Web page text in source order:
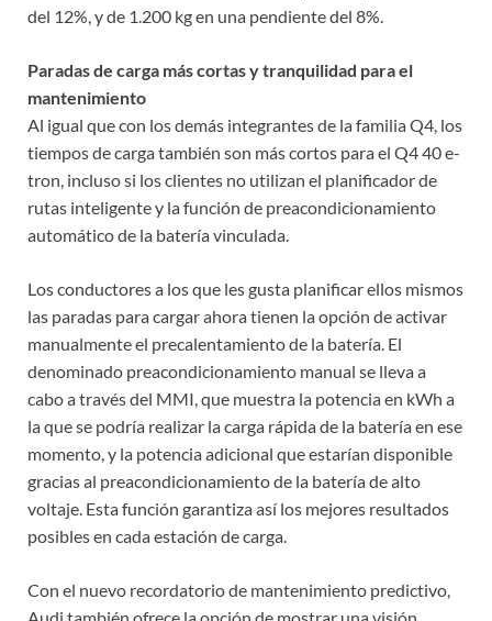
del 12%, y de 1.200 kg en una pendiente del 8%.
Paradas de carga más cortas y tranquilidad para el
mantenimiento
Al igual que con los demás integrantes de la familia Q4, los
tiempos de carga también son más cortos para el Q4 40 e-
tron, incluso si los clientes no utilizan el planificador de
rutas inteligente y la función de preacondicionamiento
automático de la batería vinculada.
Los conductores a los que les gusta planificar ellos mismos
las paradas para cargar ahora tienen la opción de activar
manualmente el precalentamiento de la batería. El
denominado preacondicionamiento manual se lleva a
cabo a través del MMI, que muestra la potencia en kWh a
la que se podría realizar la carga rápida de la batería en ese
momento, y la potencia adicional que estarían disponible
gracias al preacondicionamiento de la batería de alto
voltaje. Esta función garantiza así los mejores resultados
posibles en cada estación de carga.
Con el nuevo recordatorio de mantenimiento predictivo,